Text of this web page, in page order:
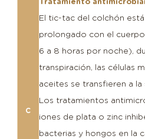
C
Tratamiento
El tic-tac del colchón
prolongado con el
6 a 8 horas por noche),
transpiración, las células
aceites se transfieren a
Los tratamientos
iones de plata o zinc
bacterias y hongos en la